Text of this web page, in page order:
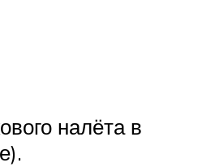
налёта в